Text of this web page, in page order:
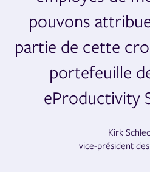
pouvons
partie de cette
portefeuille
eProductivity
Kirk
vice-président